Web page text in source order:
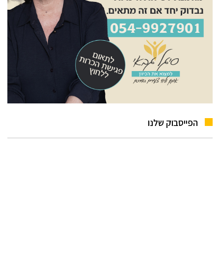
הפייסבוק שלנו